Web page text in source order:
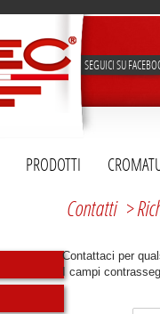
SEGUICI SU
PRODOTTI
Contatti >
Contattaci per
I campi